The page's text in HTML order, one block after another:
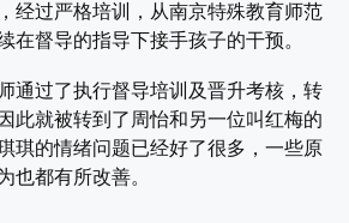
经过严格培训，从南京特殊教育师范
在督导的指导下接手孩子的干预。
通过了执行督导培训及晋升考核，转
此就被转到了周怡和另一位叫红梅的
琪的情绪问题已经好了很多，一些原
也都有所改善。